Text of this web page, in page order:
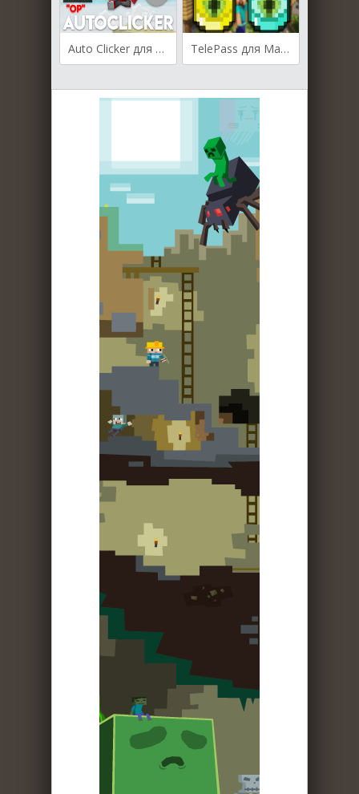
Auto Clicker для Майнкрафт [1.20.6, 1.20.4, 1.20.2] TelePass для Майнкрафт [1.20.6, 1.20.4, 1.20.2]